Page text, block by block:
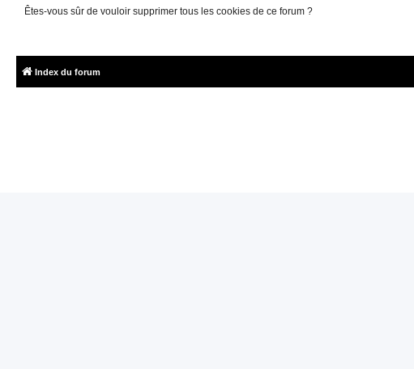
Êtes-vous sûr de vouloir supprimer tous les cookies de ce forum ?
Index du forum